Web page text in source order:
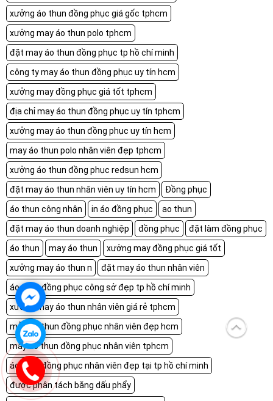
xưởng áo thun đồng phục giá gốc tphcm
xưởng may áo thun polo tphcm
đặt may áo thun đồng phục tp hồ chí minh
công ty may áo thun đồng phục uy tín hcm
xưởng may đồng phục giá tốt tphcm
địa chỉ may áo thun đồng phục uy tín tphcm
xưởng may áo thun đồng phục uy tín hcm
may áo thun polo nhân viên đẹp tphcm
xưởng áo thun đồng phục redsun hcm
đặt may áo thun nhân viên uy tín hcm
Đồng phục
áo thun công nhân
in áo đồng phục
ao thun
đặt may áo thun doanh nghiệp
đồng phục
đặt làm đồng phục
áo thun
may áo thun
xưởng may đồng phục giá tốt
xưởng may áo thun n
đặt may áo thun nhân viên
áo thun đồng phục công sở đẹp tp hồ chí minh
xưởng may áo thun nhân viên giá rẻ tphcm
mẫu áo thun đồng phục nhân viên đẹp hcm
may áo thun đồng phục nhân viên tphcm
áo thun đồng phục nhân viên đẹp tại tp hồ chí minh
được phân tách bằng dấu phẩy